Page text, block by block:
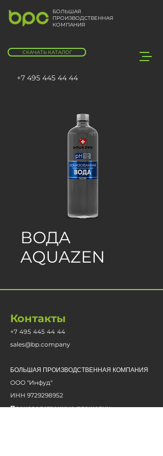
СКАЧАТЬ КАТАЛОГ
+7 495 445 44 44
БОЛЬШАЯ
ПРОИЗВОДСТВЕННАЯ
КОМПАНИЯ
ВОДА
AQUAZEN
Контакты
+7 495 445 44 44
sales@bp.company​
БОЛЬШАЯ ПРОИЗВОДСТВЕННАЯ КОМПАНИЯ
ООО "Инфуд"
ИНН 9729298952
Производственные площадки: